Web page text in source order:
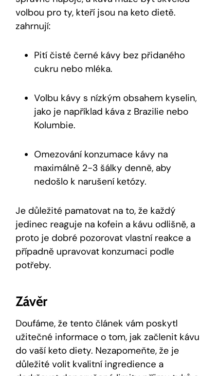
volbou pro ty, kteří jsou na keto dietě.
zahrnují:
Pití čisté černé kávy bez přidaného
cukru nebo mléka.
Volbu kávy s nízkým obsahem kyselin,
jako je například káva z Brazilie nebo
Kolumbie.
Omezování konzumace kávy na
maximálně 2-3 šálky denně, aby
nedošlo k narušení ketózy.
Je důležité pamatovat na to, že každý
jedinec reaguje na kofein a kávu odlišně, a
proto je dobré pozorovat vlastní reakce a
případně upravovat konzumaci podle
potřeby.
Závěr
Doufáme, že tento článek vám poskytl
užitečné informace o tom, jak začlenit kávu
do vaší keto diety. Nezapomeňte, že je
důležité volit kvalitní ingredience a